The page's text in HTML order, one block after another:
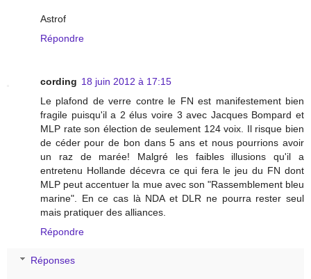
Astrof
Répondre
cording 18 juin 2012 à 17:15
Le plafond de verre contre le FN est manifestement bien
fragile puisqu'il a 2 élus voire 3 avec Jacques Bompard et
MLP rate son élection de seulement 124 voix. Il risque bien
de céder pour de bon dans 5 ans et nous pourrions avoir
un raz de marée! Malgré les faibles illusions qu'il a
entretenu Hollande décevra ce qui fera le jeu du FN dont
MLP peut accentuer la mue avec son "Rassemblement bleu
marine". En ce cas là NDA et DLR ne pourra rester seul
mais pratiquer des alliances.
Répondre
Réponses